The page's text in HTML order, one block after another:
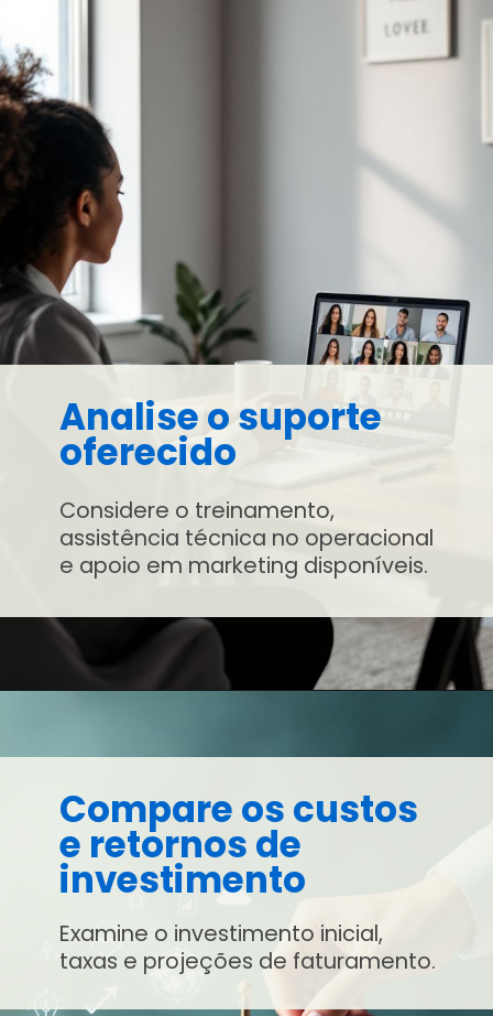
Analise o suporte
oferecido
Considere o treinamento,
assistência técnica no operacional
e apoio em marketing disponíveis.
Compare os custos
e retornos de
investimento
Examine o investimento inicial,
taxas e projeções de faturamento.